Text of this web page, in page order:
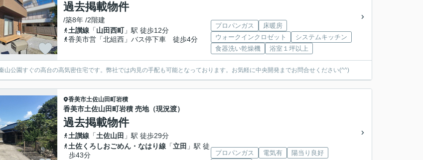
過去掲載物件
/築8年 /2階建
土讃線 「山田西町」駅 徒歩12分
香美市営「北組西」バス停下車 徒歩4分
プロパンガス
床暖房
ウォークインクロゼット
システムキッチン
食器洗い乾燥機
浴室１坪以上
山公園すぐの高台の高気密住宅です。弊社では内見の手配も可能となっております。お気軽に中央開発までお問合せください(^^)
香美市土佐山田町岩積
香美市土佐山田町岩積 売地（現況渡）
過去掲載物件
土讃線 「土佐山田 」駅 徒歩29分
土佐くろしおごめん・なはり線 「立田 」駅 徒
歩43分
プロパンガス 電気有
陽当り良好